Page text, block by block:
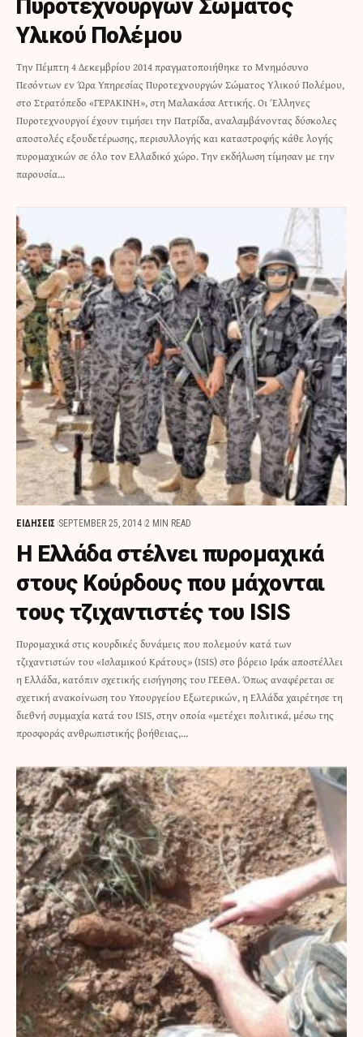
Πυροτεχνουργών Σώματος
Υλικού Πολέμου
Την Πέμπτη 4 Δεκεμβρίου 2014 πραγματοποιήθηκε το Μνημόσυνο
Πεσόντων εν Ώρα Υπηρεσίας Πυροτεχνουργών Σώματος Υλικού Πολέμου,
στο Στρατόπεδο «ΓΕΡΑΚΙΝΗ», στη Μαλακάσα Αττικής. Οι Έλληνες
Πυροτεχνουργοί έχουν τιμήσει την Πατρίδα, αναλαμβάνοντας δύσκολες
αποστολές εξουδετέρωσης, περισυλλογής και καταστροφής κάθε λογής
πυρομαχικών σε όλο τον Ελλαδικό χώρο. Την εκδήλωση τίμησαν με την
παρουσία…
ΕΙΔΗΣΕΙΣ SEPTEMBER 25, 2014 2 MIN READ
H Ελλάδα στέλνει πυρομαχικά
στους Κούρδους που μάχονται
τους τζιχαντιστές του ISIS
Πυρομαχικά στις κουρδικές δυνάμεις που πολεμούν κατά των
τζιχαντιστών του «Ισλαμικού Κράτους» (ISIS) στο βόρειο Ιράκ αποστέλλει
η Ελλάδα, κατόπιν σχετικής εισήγησης του ΓΕΕΘΑ. Όπως αναφέρεται σε
σχετική ανακοίνωση του Υπουργείου Εξωτερικών, η Ελλάδα χαιρέτησε τη
διεθνή συμμαχία κατά του ISIS, στην οποία «μετέχει πολιτικά, μέσω της
προσφοράς ανθρωπιστικής βοήθειας,…